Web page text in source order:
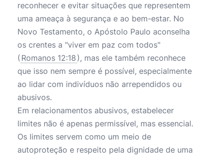
reconhecer e evitar situações que representem
uma ameaça à segurança e ao bem-estar. No
Novo Testamento, o Apóstolo Paulo aconselha
os crentes a "viver em paz com todos"
( Romanos 12:18 ), mas ele também reconhece
que isso nem sempre é possível, especialmente
ao lidar com indivíduos não arrependidos ou
abusivos.
Em relacionamentos abusivos, estabelecer
limites não é apenas permissível, mas essencial.
Os limites servem como um meio de
autoproteção e respeito pela dignidade de uma